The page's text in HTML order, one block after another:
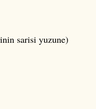
sarisi yuzune)